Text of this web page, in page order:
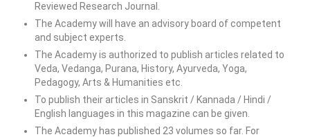
Reviewed Research Journal.
The Academy will have an advisory board of competent
and subject experts.
The Academy is authorized to publish articles related to
Veda, Vedanga, Purana, History, Ayurveda, Yoga,
Pedagogy, Arts & Humanities etc.
To publish their articles in Sanskrit / Kannada / Hindi /
English languages ​​in this magazine can be given.
The Academy has published 23 volumes so far. For